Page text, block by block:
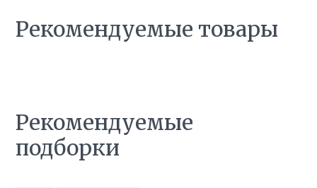
Рекомендуемые товары
Рекомендуемые
подборки